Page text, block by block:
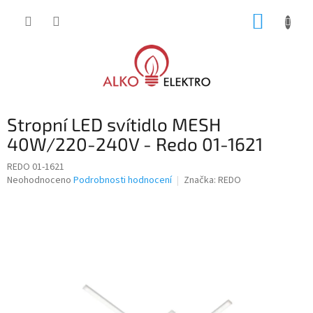
Stropní LED svítidlo MESH
40W/220-240V - Redo 01-1621
REDO 01-1621
Průměrné
Neohodnoceno Podrobnosti hodnocení Značka: REDO